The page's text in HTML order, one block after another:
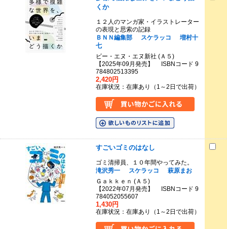
くか
１２人のマンガ家・イラストレーター
の表現と思索の記録
ＢＮＮ編集部
スケラッコ
増村十
七
ビー・エヌ・エヌ新社 (Ａ５)
【2025年09月発売】 ISBNコード 9
784802513395
2,420円
在庫状況：在庫あり（1～2日で出荷）
すごいゴミのはなし
ゴミ清掃員、１０年間やってみた。
滝沢秀一
スケラッコ
萩原まお
Ｇａｋｋｅｎ (Ａ５)
【2022年07月発売】 ISBNコード 9
784052055607
1,430円
在庫状況：在庫あり（1～2日で出荷）